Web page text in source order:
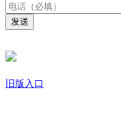
发送
旧版入口